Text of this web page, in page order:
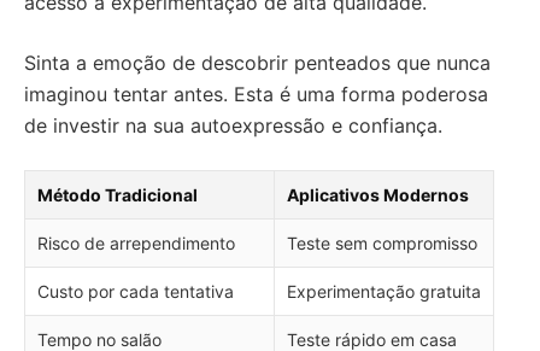
Sinta a emoção de descobrir penteados que nunca
imaginou tentar antes. Esta é uma forma poderosa
de investir na sua autoexpressão e confiança.
Método Tradicional Aplicativos Modernos
Risco de arrependimento Teste sem compromisso
Custo por cada tentativa Experimentação gratuita
Tempo no salão Teste rápido em casa